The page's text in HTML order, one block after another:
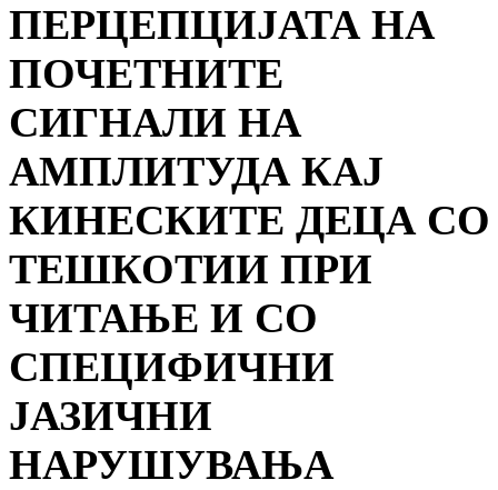
ПЕРЦЕПЦИЈАТА НА
ПОЧЕТНИТЕ
СИГНАЛИ НА
АМПЛИТУДА КАЈ
КИНЕСКИТЕ ДЕЦА СО
ТЕШКОТИИ ПРИ
ЧИТАЊЕ И СО
СПЕЦИФИЧНИ
ЈАЗИЧНИ
НАРУШУВАЊА